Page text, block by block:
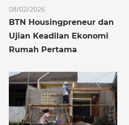
08/02/2026
BTN Housingpreneur dan
Ujian Keadilan Ekonomi
Rumah Pertama